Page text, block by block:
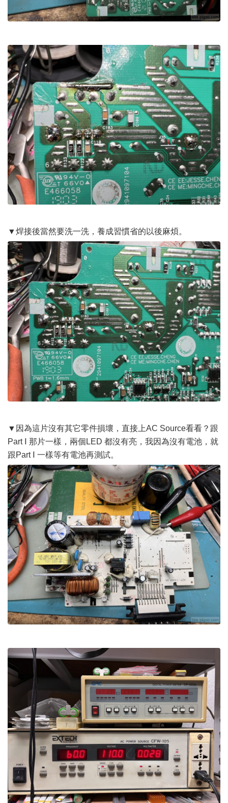
▼焊接後當然要洗一洗，養成習慣省的以後麻煩。
▼因為這片沒有其它零件損壞，直接上AC Source看看？跟
Part Ⅰ 那片一樣，兩個LED 都沒有亮，我因為沒有電池，就
跟Part Ⅰ 一樣等有電池再測試。